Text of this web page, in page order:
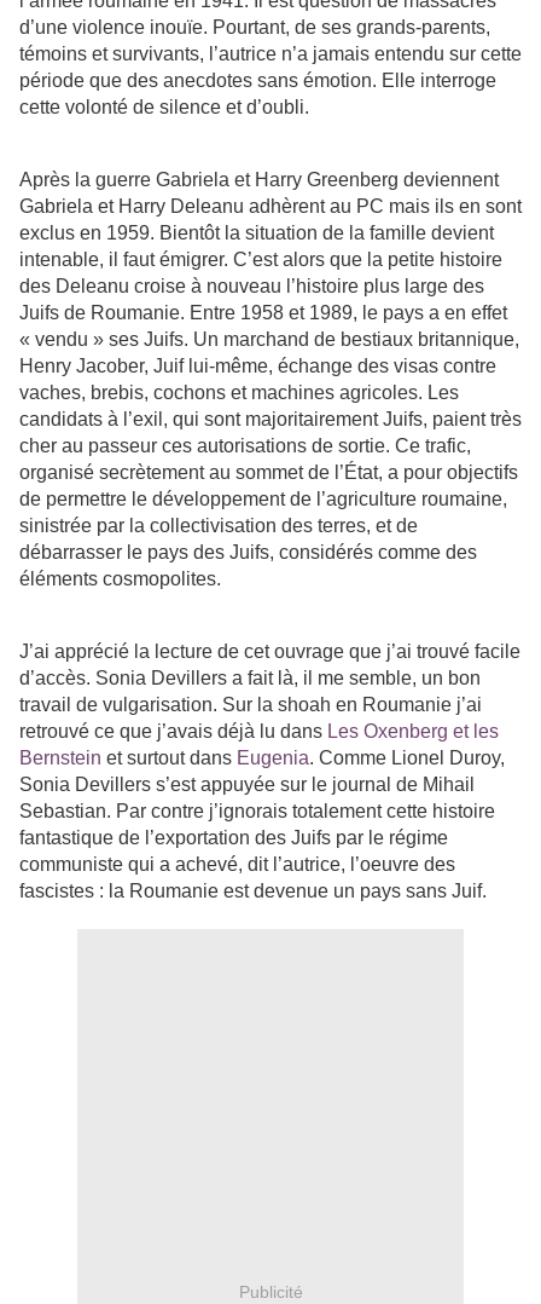
d’une violence inouïe. Pourtant, de ses grands-parents,
témoins et survivants, l’autrice n’a jamais entendu sur cette
période que des anecdotes sans émotion. Elle interroge
cette volonté de silence et d’oubli.
Après la guerre Gabriela et Harry Greenberg deviennent
Gabriela et Harry Deleanu adhèrent au PC mais ils en sont
exclus en 1959. Bientôt la situation de la famille devient
intenable, il faut émigrer. C’est alors que la petite histoire
des Deleanu croise à nouveau l’histoire plus large des
Juifs de Roumanie. Entre 1958 et 1989, le pays a en effet
« vendu » ses Juifs. Un marchand de bestiaux britannique,
Henry Jacober, Juif lui-même, échange des visas contre
vaches, brebis, cochons et machines agricoles. Les
candidats à l’exil, qui sont majoritairement Juifs, paient très
cher au passeur ces autorisations de sortie. Ce trafic,
organisé secrètement au sommet de l’État, a pour objectifs
de permettre le développement de l’agriculture roumaine,
sinistrée par la collectivisation des terres, et de
débarrasser le pays des Juifs, considérés comme des
éléments cosmopolites.
J’ai apprécié la lecture de cet ouvrage que j’ai trouvé facile
d’accès. Sonia Devillers a fait là, il me semble, un bon
travail de vulgarisation. Sur la shoah en Roumanie j’ai
retrouvé ce que j’avais déjà lu dans Les Oxenberg et les
Bernstein et surtout dans Eugenia. Comme Lionel Duroy,
Sonia Devillers s’est appuyée sur le journal de Mihail
Sebastian. Par contre j’ignorais totalement cette histoire
fantastique de l’exportation des Juifs par le régime
communiste qui a achevé, dit l’autrice, l’oeuvre des
fascistes : la Roumanie est devenue un pays sans Juif.
Publicité